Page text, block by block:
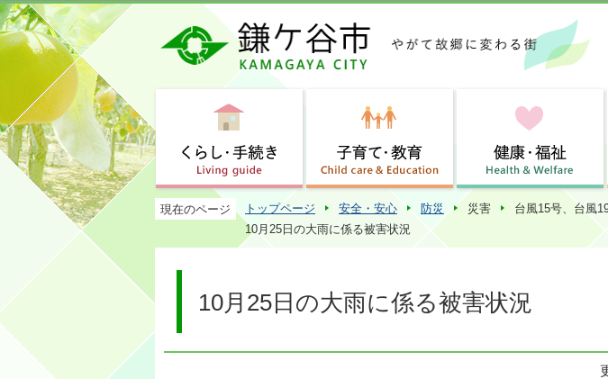
このページ
現在のページ トップページ 安全・安心 防災 災害
台風15号、台風
10月25日の大雨に係る被害状況
10月25日の大雨に係る被害状況